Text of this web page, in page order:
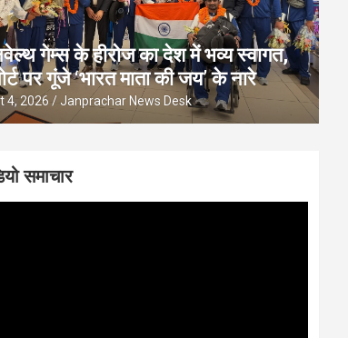
गेम्स के हीरोज का देश में भव्य स्वागत,
पर गूंजे ‘भारत माता की जय’ के नारे
4, 2026 Janprachar News Desk
समाचार